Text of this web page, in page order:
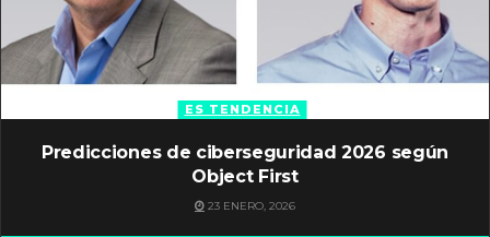
ES TENDENCIA
Predicciones de ciberseguridad 2026 según
Object First
23 ENERO, 2026